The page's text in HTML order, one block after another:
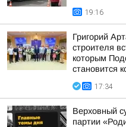
19:16
Григорий
строителя
которым
становится
17:34
Верховный
партии